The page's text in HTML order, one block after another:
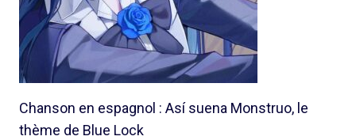
Chanson en espagnol : Así suena Monstruo, le
thème de Blue Lock